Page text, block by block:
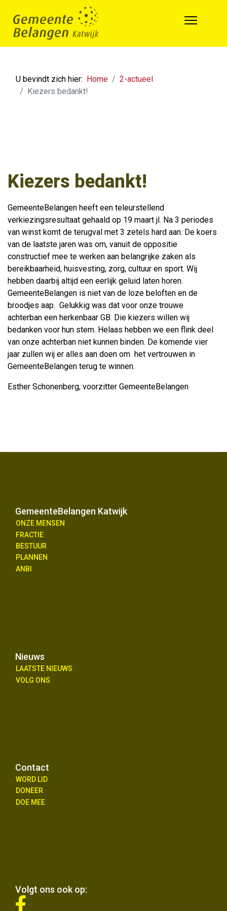
U bevindt zich hier: Home
2-actueel
Kiezers bedankt!
Kiezers bedankt!
GemeenteBelangen heeft een teleurstellend
verkiezingsresultaat gehaald op 19 maart jl. Na 3 periodes
van winst komt de terugval met 3 zetels hard aan. De koers
van de laatste jaren was om, vanuit de oppositie
constructief mee te werken aan belangrijke zaken als
bereikbaarheid, huisvesting, zorg, cultuur en sport. Wij
hebben daarbij altijd een eerlijk geluid laten horen.
GemeenteBelangen is niet van de loze beloften en de
broodjes aap. Gelukkig was dat voor onze trouwe
achterban een herkenbaar GB. Die kiezers willen wij
bedanken voor hun stem. Helaas hebben we een flink deel
van onze achterban niet kunnen binden. De komende vier
jaar zullen wij er alles aan doen om het vertrouwen in
GemeenteBelangen terug te winnen.
Esther Schonenberg, voorzitter GemeenteBelangen
GemeenteBelangen Katwijk
ONZE MENSEN
FRACTIE
BESTUUR
PLANNEN
ANBI
Nieuws
LAATSTE NIEUWS
VOLG ONS
Contact
WORD LID
DONEER
DOE MEE
Volgt ons ook op: